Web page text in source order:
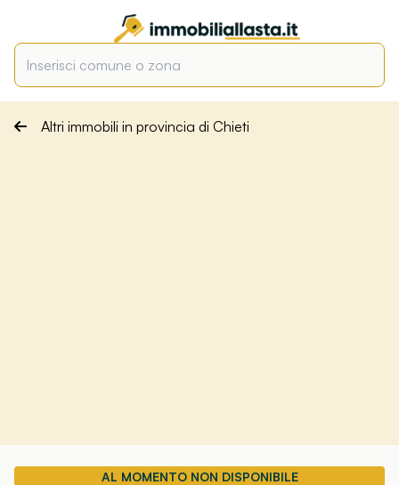
Altri immobili in provincia di Chieti
AL MOMENTO NON DISPONIBILE